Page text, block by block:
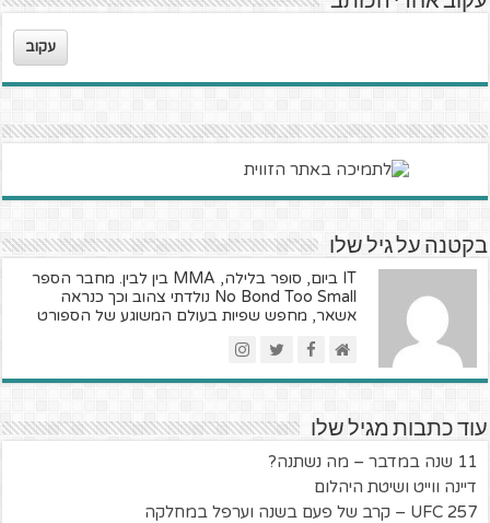
עקוב
בקטנה על גיל שלו
IT ביום, סופר בלילה, MMA בין לבין. מחבר הספר
No Bond Too Small נולדתי צהוב וכך כנראה
אשאר, מחפש שפיות בעולם המשוגע של הספורט
עוד כתבות מגיל שלו
11 שנה במדבר – מה נשתנה?
דיינה ווייט ושיטת היהלום
UFC 257 – קרב של פעם בשנה וערפל במחלקה